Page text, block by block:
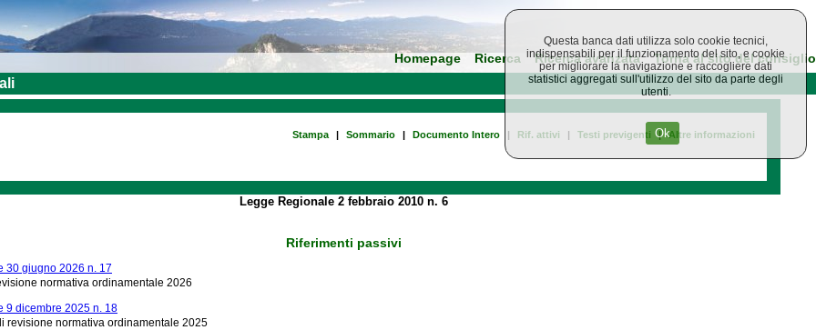
Homepage Ricerca Ricerca avanzata Torna al sito del consiglio
Stampa | Sommario | Documento Intero | Rif. attivi | Testi previgenti | Altre informazioni
Legge Regionale 2 febbraio 2010 n. 6
Riferimenti passivi
30 giugno 2026 n. 17
normativa ordinamentale 2026
9 dicembre 2025 n. 18
revisione normativa ordinamentale 2025
Questa banca dati utilizza solo cookie tecnici,
indispensabili per il funzionamento del sito, e cookie
per migliorare la navigazione e raccogliere dati
statistici aggregati sull'utilizzo del sito da parte degli
utenti.
Ok